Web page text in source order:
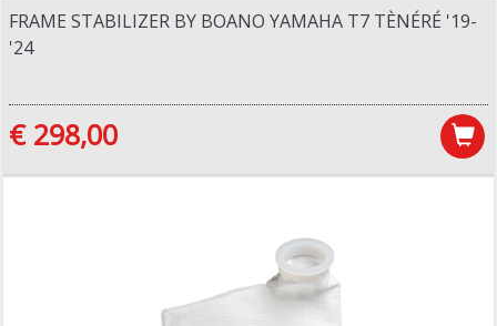
FRAME STABILIZER BY BOANO YAMAHA T7 TÈNÉRÉ '19-
'24
€ 298,00